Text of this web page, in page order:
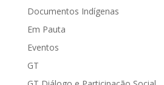
Documentos Indígenas
Em Pauta
Eventos
GT